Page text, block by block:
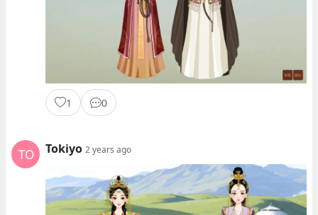
1 0
Tokiyo 2 years ago